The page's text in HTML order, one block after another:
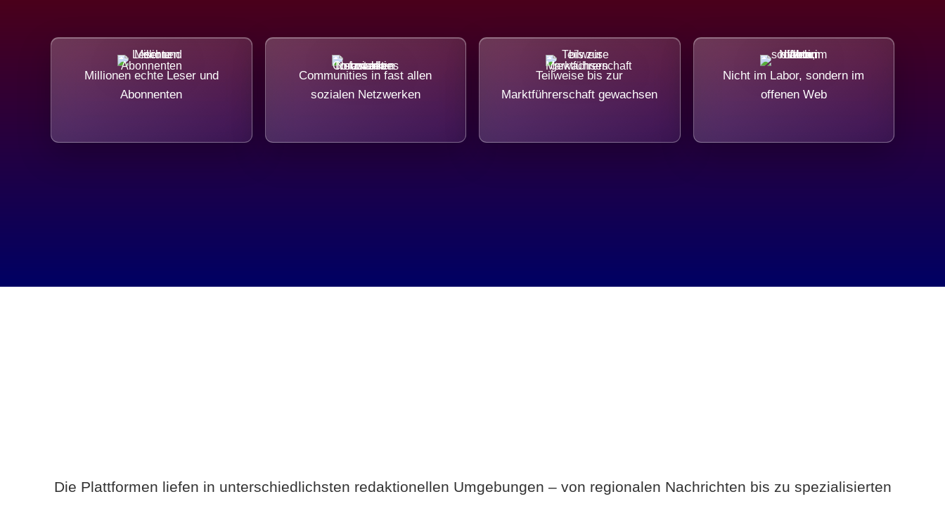
Millionen echte Leser und
Abonnenten
Communities in fast allen
sozialen Netzwerken
Teilweise bis zur
Marktführerschaft gewachsen
Nicht im Labor, sondern im
offenen Web
Die Plattformen liefen in unterschiedlichsten redaktionellen Umgebungen – von regionalen Nachrichten bis zu spezialisierten